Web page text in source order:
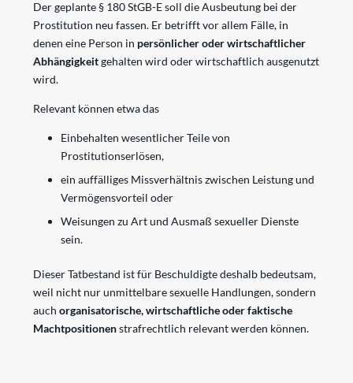
Der geplante § 180 StGB-E soll die Ausbeutung bei der
Prostitution neu fassen. Er betrifft vor allem Fälle, in
denen eine Person in persönlicher oder wirtschaftlicher
Abhängigkeitgehalten wird oder wirtschaftlich ausgenutzt
wird.
Relevant können etwa das
Einbehalten wesentlicher Teile von
Prostitutionserlösen,
ein auffälliges Missverhältnis zwischen Leistung und
Vermögensvorteil oder
Weisungen zu Art und Ausmaß sexueller Dienste
sein.
Dieser Tatbestand ist für Beschuldigte deshalb bedeutsam,
weil nicht nur unmittelbare sexuelle Handlungen, sondern
auch organisatorische, wirtschaftliche oder faktische
Machtpositionenstrafrechtlich relevant werden können.